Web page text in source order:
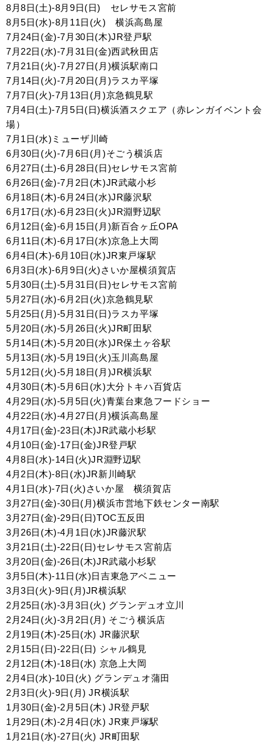
8月8日(土)-8月9日(日) セレサモス宮前
8月5日(水)-8月11日(火) 横浜高島屋
7月24日(金)-7月30日(木)JR登戸駅
7月22日(水)-7月31日(金)西武秋田店
7月21日(火)-7月27日(月)横浜駅南口
7月14日(火)-7月20日(月)ラスカ平塚
7月7日(火)-7月13日(月)京急鶴見駅
7月4日(土)-7月5日(日)横浜酒スクエア（赤レンガイベント会
場）
7月1日(水)ミューザ川崎
6月30日(火)-7月6日(月)そごう横浜店
6月27日(土)-6月28日(日)セレサモス宮前
6月26日(金)-7月2日(木)JR武蔵小杉
6月18日(木)-6月24日(水)JR藤沢駅
6月17日(水)-6月23日(火)JR淵野辺駅
6月12日(金)-6月15日(月)新百合ヶ丘OPA
6月11日(木)-6月17日(水)京急上大岡
6月4日(木)-6月10日(水)JR東戸塚駅
6月3日(水)-6月9日(火)さいか屋横須賀店
5月30日(土)-5月31日(日)セレサモス宮前
5月27日(水)-6月2日(火)京急鶴見駅
5月25日(月)-5月31日(日)ラスカ平塚
5月20日(水)-5月26日(火)JR町田駅
5月14日(木)-5月20日(水)JR保土ヶ谷駅
5月13日(水)-5月19日(火)玉川高島屋
5月12日(火)-5月18日(月)JR横浜駅
4月30日(木)-5月6日(水)大分トキハ百貨店
4月29日(水)-5月5日(火)青葉台東急フードショー
4月22日(水)-4月27日(月)横浜高島屋
4月17日(金)-23日(木)JR武蔵小杉駅
4月10日(金)-17日(金)JR登戸駅
4月8日(水)-14日(火)JR淵野辺駅
4月2日(木)-8日(水)JR新川崎駅
4月1日(水)-7日(火)さいか屋 横須賀店
3月27日(金)-30日(月)横浜市営地下鉄センター南駅
3月27日(金)-29日(日)TOC五反田
3月26日(木)-4月1日(水)JR藤沢駅
3月21日(土)-22日(日)セレサモス宮前店
3月20日(金)-26日(木)JR武蔵小杉駅
3月5日(木)-11日(水)日吉東急アベニュー
3月3日(火)-9日(月)JR横浜駅
2月25日(水)-3月3日(火) グランデュオ立川
2月24日(火)-3月2日(月) そごう横浜店
2月19日(木)-25日(水) JR藤沢駅
2月15日(日)-22日(日) シャル鶴見
2月12日(木)-18日(水) 京急上大岡
2月4日(水)-10日(火) グランデュオ蒲田
2月3日(火)-9日(月)JR横浜駅
1月30日(金)-2月5日(木)JR登戸駅
1月29日(木)-2月4日(水)JR東戸塚駅
1月21日(水)-27日(火) JR町田駅